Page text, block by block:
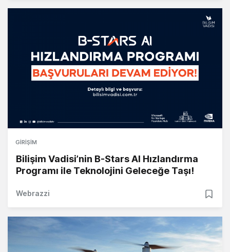
GIRIŞIM
Bilişim Vadisi’nin B-Stars AI Hızlandırma
Programı ile Teknolojini Geleceğe Taşı!
Webrazzi